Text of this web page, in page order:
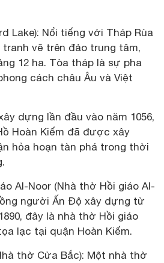
Lake): Nổi tiếng với Tháp Rùa
tranh vẽ trên đảo trung tâm,
12 ha. Tòa tháp là sự pha
cách châu Âu và Việt
dựng lần đầu vào năm 1056,
Hoàn Kiếm đã được xây
hỏa hoạn tàn phá trong thời
Al-Noor (Nhà thờ Hồi giáo Al-
người Ấn Độ xây dựng từ
đây là nhà thờ Hồi giáo
lạc tại quận Hoàn Kiếm.
thờ Cửa Bắc): Một nhà thờ